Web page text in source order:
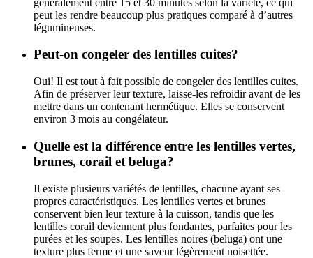
peut les rendre beaucoup plus pratiques comparé à d’autres
légumineuses.
Peut-on congeler des lentilles cuites?
Oui! Il est tout à fait possible de congeler des lentilles cuites.
Afin de préserver leur texture, laisse-les refroidir avant de les
mettre dans un contenant hermétique. Elles se conservent
environ 3 mois au congélateur.
Quelle est la différence entre les lentilles vertes,
brunes, corail et beluga?
Il existe plusieurs variétés de lentilles, chacune ayant ses
propres caractéristiques. Les lentilles vertes et brunes
conservent bien leur texture à la cuisson, tandis que les
lentilles corail deviennent plus fondantes, parfaites pour les
purées et les soupes. Les lentilles noires (beluga) ont une
texture plus ferme et une saveur légèrement noisettée.